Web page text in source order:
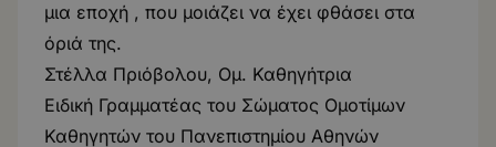
μια εποχή , που μοιάζει να έχει φθάσει στα
όριά της.
Στέλλα Πριόβολου, Ομ. Καθηγήτρια
Ειδική Γραμματέας του Σώματος Ομοτίμων
Καθηγητών του Πανεπιστημίου Αθηνών